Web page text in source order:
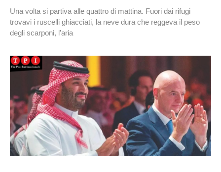
Una volta si partiva alle quattro di mattina. Fuori dai rifugi
trovavi i ruscelli ghiacciati, la neve dura che reggeva il peso
degli scarponi, l’aria